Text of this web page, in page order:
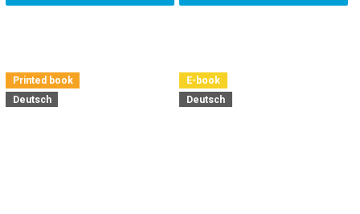
Printed book
Deutsch
E-book
Deutsch